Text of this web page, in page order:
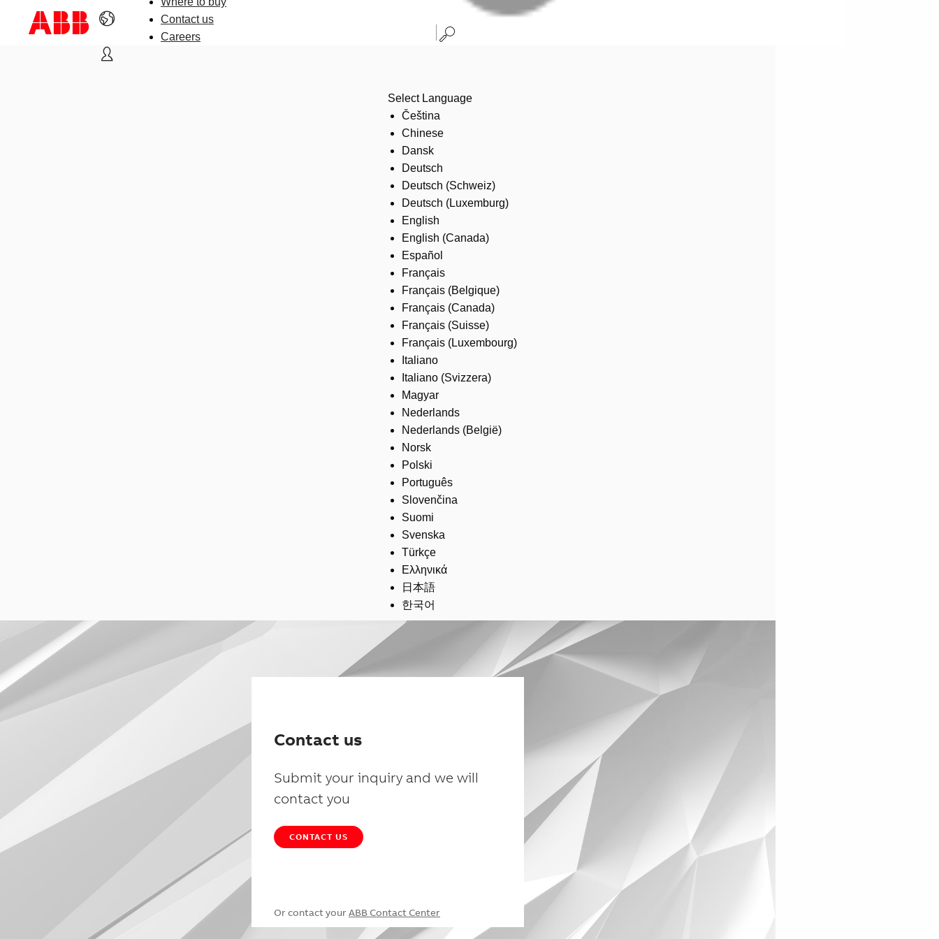
Contact us
Careers
Select Language
Čeština
Chinese
Dansk
Deutsch
Deutsch (Schweiz)
Deutsch (Luxemburg)
English
English (Canada)
Español
Français
Français (Belgique)
Français (Canada)
Français (Suisse)
Français (Luxembourg)
Italiano
Italiano (Svizzera)
Magyar
Nederlands
Nederlands (België)
Norsk
Polski
Português
Slovenčina
Suomi
Svenska
Türkçe
Ελληνικά
日本語
한국어
Contact us
Submit your inquiry and we will
contact you
CONTACT US
Or contact your ABB Contact Center